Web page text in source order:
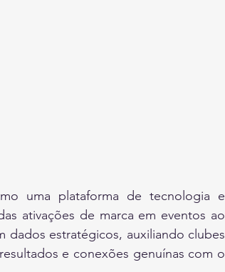
uma plataforma de tecnologia e
ativações de marca em eventos ao
dados estratégicos, auxiliando clubes
e conexões genuínas com o